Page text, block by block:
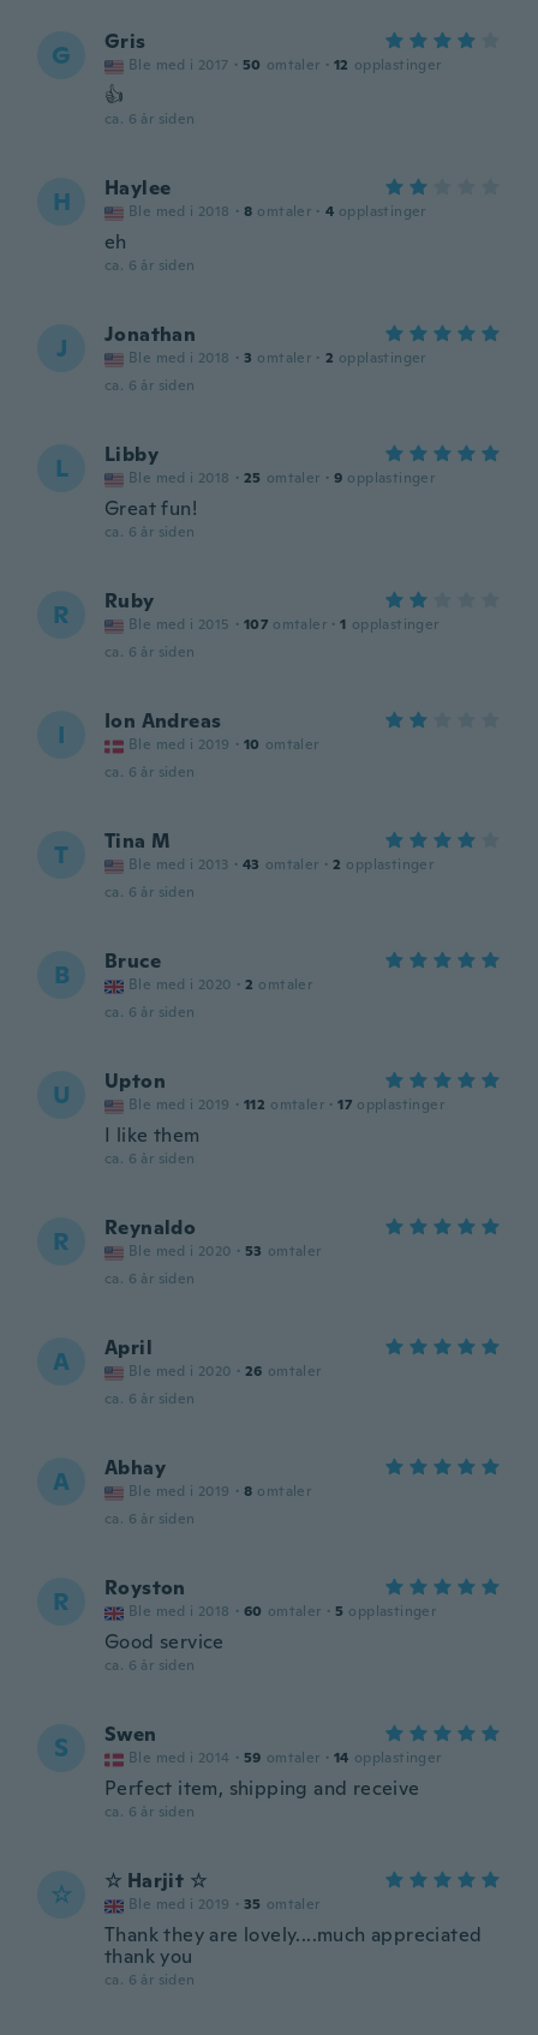
G Gris
Ble med i 2017 · 50 omtaler · 12 opplastinger
👍
ca. 6 år siden
H Haylee
Ble med i 2018 · 8 omtaler · 4 opplastinger
eh
ca. 6 år siden
J Jonathan
Ble med i 2018 · 3 omtaler · 2 opplastinger
ca. 6 år siden
L Libby
Ble med i 2018 · 25 omtaler · 9 opplastinger
Great fun!
ca. 6 år siden
R Ruby
Ble med i 2015 · 107 omtaler · 1 opplastinger
ca. 6 år siden
I Ion Andreas
Ble med i 2019 · 10 omtaler
ca. 6 år siden
T Tina M
Ble med i 2013 · 43 omtaler · 2 opplastinger
ca. 6 år siden
B Bruce
Ble med i 2020 · 2 omtaler
ca. 6 år siden
U Upton
Ble med i 2019 · 112 omtaler · 17 opplastinger
I like them
ca. 6 år siden
R Reynaldo
Ble med i 2020 · 53 omtaler
ca. 6 år siden
A April
Ble med i 2020 · 26 omtaler
ca. 6 år siden
A Abhay
Ble med i 2019 · 8 omtaler
ca. 6 år siden
R Royston
Ble med i 2018 · 60 omtaler · 5 opplastinger
Good service
ca. 6 år siden
S Swen
Ble med i 2014 · 59 omtaler · 14 opplastinger
Perfect item, shipping and receive
ca. 6 år siden
☆ ☆ Harjit ☆
Ble med i 2019 · 35 omtaler
Thank they are lovely....much appreciated
thank you
ca. 6 år siden